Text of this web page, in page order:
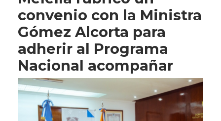
convenio con la Ministra
Gómez Alcorta para
adherir al Programa
Nacional acompañar